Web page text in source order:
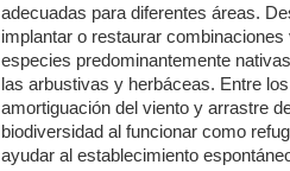
adecuadas para diferentes áreas.
implantar o restaurar
especies predominantemente
las arbustivas y herbáceas. Entre
amortiguación del viento y arrastre
biodiversidad al funcionar como
ayudar al establecimiento